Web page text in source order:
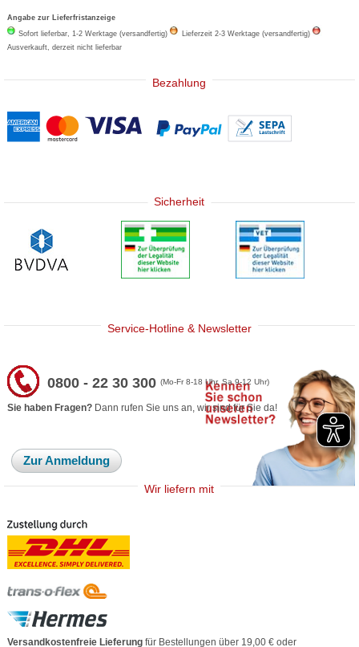
Angabe zur Lieferfristanzeige
Sofort lieferbar, 1-2 Werktage (versandfertig)
Lieferzeit 2-3 Werktage (versandfertig)
Ausverkauft, derzeit nicht lieferbar
Bezahlung
Sicherheit
Service-Hotline & Newsletter
0800 - 22 30 300(Mo-Fr 8-18 Uhr, Sa 9-12 Uhr)
Sie haben Fragen? Dann rufen Sie uns an, wir sind für Sie da!
Zur Anmeldung
Wir liefern mit
Versandkostenfreie Lieferung für Bestellungen über 19,00 € oder